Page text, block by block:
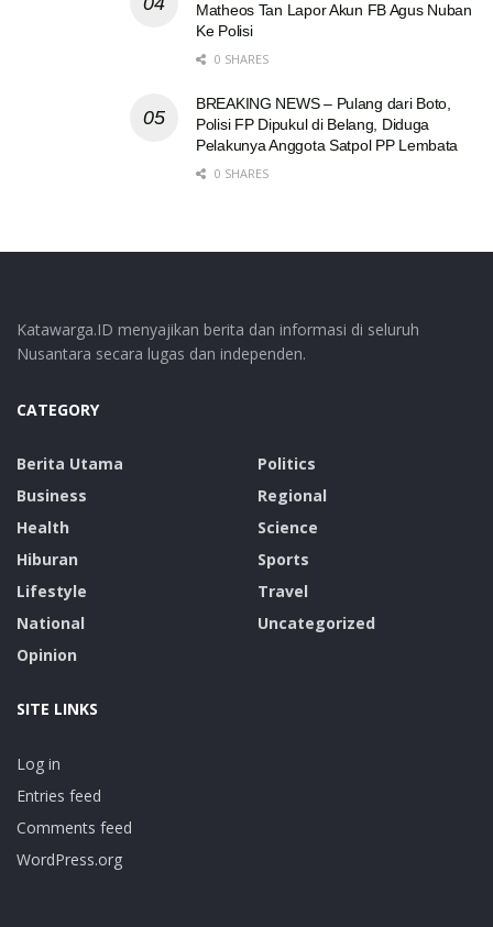
Matheos Tan Lapor Akun FB Agus Nuban
Ke Polisi
0 SHARES
BREAKING NEWS – Pulang dari Boto,
Polisi FP Dipukul di Belang, Diduga
Pelakunya Anggota Satpol PP Lembata
0 SHARES
Katawarga.ID menyajikan berita dan informasi di seluruh
Nusantara secara lugas dan independen.
CATEGORY
Berita Utama
Business
Health
Hiburan
Lifestyle
National
Opinion
Politics
Regional
Science
Sports
Travel
Uncategorized
SITE LINKS
Log in
Entries feed
Comments feed
WordPress.org